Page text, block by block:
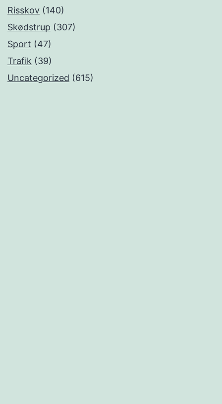
Risskov (140)
Skødstrup (307)
Sport (47)
Trafik (39)
Uncategorized (615)